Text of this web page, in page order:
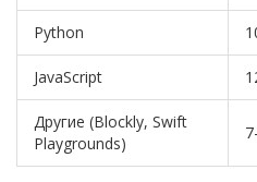
Python
JavaScript
Другие (Blockly, Swift
Playgrounds)